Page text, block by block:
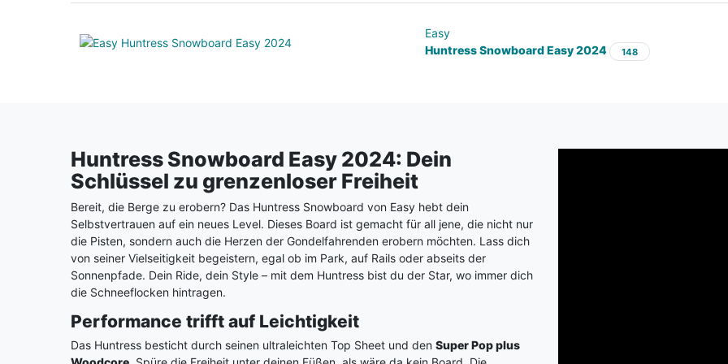
Easy
Huntress Snowboard Easy 2024
148
Huntress Snowboard Easy 2024: Dein
Schlüssel zu grenzenloser Freiheit
Bereit, die Berge zu erobern? Das Huntress Snowboard von Easy hebt dein
Selbstvertrauen auf ein neues Level. Dieses Board ist gemacht für all jene, die nicht nur
die Pisten, sondern auch die Herzen der Gondelfahrenden erobern möchten. Lass dich
von seiner Vielseitigkeit begeistern, egal ob im Park, auf Rails oder abseits der
Sonnenpfade. Dein Ride, dein Style – mit dem Huntress bist du der Star, wo immer dich
die Schneeflocken hintragen.
Performance trifft auf Leichtigkeit
Das Huntress besticht durch seinen ultraleichten Top Sheet und den Super Pop plus